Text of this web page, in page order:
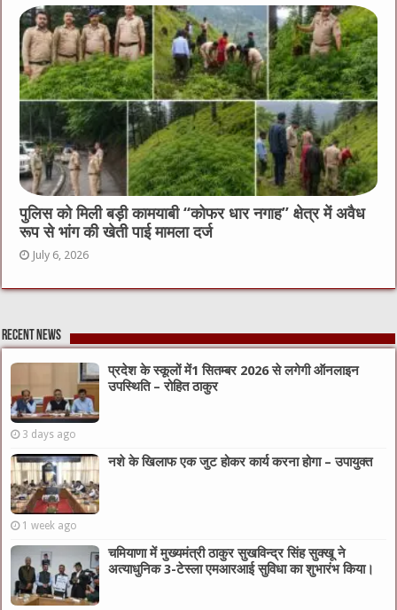
पुलिस को मिली बड़ी कामयाबी “कोफर धार नगाह” क्षेत्र में अवैध
रूप से भांग की खेती पाई मामला दर्ज
July 6, 2026
Recent News
प्रदेश के स्कूलों में1 सितम्बर 2026 से लगेगी ऑनलाइन
उपस्थिति – रोहित ठाकुर
3 days ago
नशे के खिलाफ एक जुट होकर कार्य करना होगा – उपायुक्त
1 week ago
चमियाणा में मुख्यमंत्री ठाकुर सुखविन्द्र सिंह सुक्खू ने
अत्याधुनिक 3-टेस्ला एमआरआई सुविधा का शुभारंभ किया।